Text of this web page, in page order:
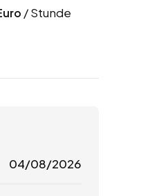
/ Stunde
04/08/2026